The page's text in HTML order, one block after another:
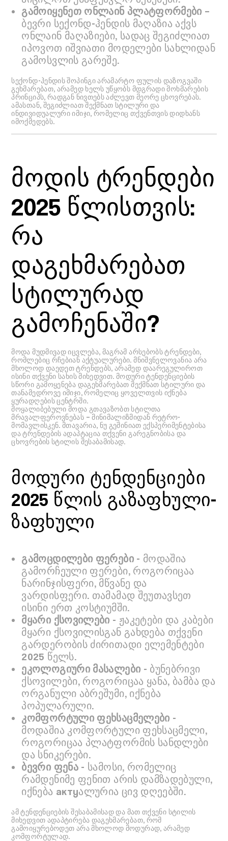
გამოიყენეთ ონლაინ პლატფორმები –
ბევრი სექონდ-ჰენდის მაღაზია აქვს
ონლაინ მაღაზიები, სადაც შეგიძლიათ
იპოვოთ იშვიათი მოდელები სახლიდან
გამოსვლის გარეშე.
სექონდ-ჰენდის შოპინგი არამარტო ფულის დაზოგვაში
გეხმარებათ, არამედ ხელს უწყობს მდგრადი მოხმარების
პრინციპს, რადგან ნივთებს აძლევთ მეორე ცხოვრებას.
ამასთან, შეგიძლიათ შექმნათ სტილური და
ინდივიდუალური იმიჯი, რომელიც თქვენთვის დიდხანს
იმოქმედებს.
მოდის ტრენდები
2025 წლისთვის:
რა
დაგეხმარებათ
სტილურად
გამოჩენაში?
მოდა მუდმივად იცვლება, მაგრამ არსებობს ტრენდები,
რომლებიც რჩებიან აქტუალურები. მნიშვნელოვანია არა
მხოლოდ დაედეთ ტრენდებს, არამედ დაარეგულიროთ
ისინი თქვენი სახის მიხედვით. მოდური ტენდენციების
სწორი გამოყენება დაგეხმარებათ შექმნათ სტილური და
თანამედროვე იმიჯი, რომელიც ყოველთვის იქნება
ყურადღების ცენტრში.
მოყალიბებული მოდა გთავაზობთ სტილთა
მრავალფეროვნებას – მინიმალიზმიდან რეტრო-
მომავლისკენ. მთავარია, ნუ გეშინიათ ექსპერიმენტებისა
და ტრენდების ადაპტაცია თქვენი გარეგნობისა და
ცხოვრების სტილის შესაბამისად.
მოდური ტენდენციები
2025 წლის გაზაფხული-
ზაფხული
გამოცდილები ფერები- მოდაშია
გამორჩეული ფერები, როგორიცაა
ნარინჯისფერი, მწვანე და
ვარდისფერი. თამამად შეუთავსეთ
ისინი ერთ კოსტიუმში.
მყარი ქსოვილები - ჟაკეტები და კაბები
მყარი ქსოვილისგან გახდება თქვენი
გარდერობის ძირითადი ელემენტები
2025 წელს.
ეკოლოგიური მასალები - ბუნებრივი
ქსოვილები, როგორიცაა ყანა, ბამბა და
ორგანული აბრეშუმი, იქნება
პოპულარული.
კომფორტული ფეხსაცმელები -
მოდაშია კომფორტული ფეხსაცმელი,
როგორიცაა პლატფორმის სანდლები
და სნიკერები.
ბევრი ფენა - სამოსი, რომელიც
რამდენიმე ფენით არის დამზადებული,
იქნება актуალურია ცივ დღეებში.
ამ ტენდენციების შესაბამისად და მათ თქვენი სტილის
მიხედვით ადაპტირება დაგეხმარებათ, რომ
გამოიყურებოდეთ არა მხოლოდ მოდურად, არამედ
კომფორტულად.